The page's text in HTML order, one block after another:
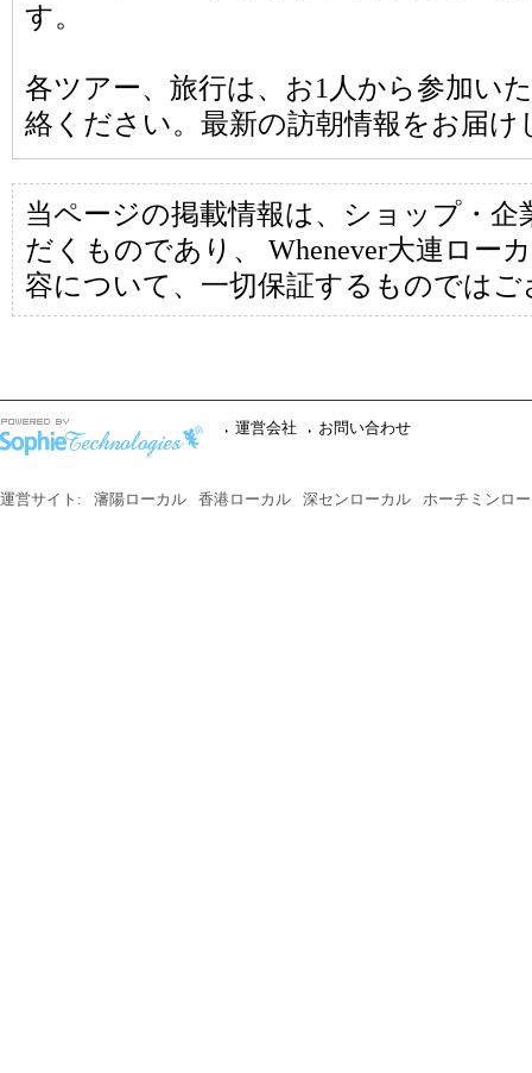
す。
各ツアー、旅行は、お1人から参加い
絡ください。最新の訪朝情報をお届け
当ページの掲載情報は、ショップ・
だくものであり、 Whenever大連ロー
容について、一切保証するものでは
運営会社 お問い合わせ
運営サイト: 瀋陽ローカル 香港ローカル 深センローカル ホーチミンロ